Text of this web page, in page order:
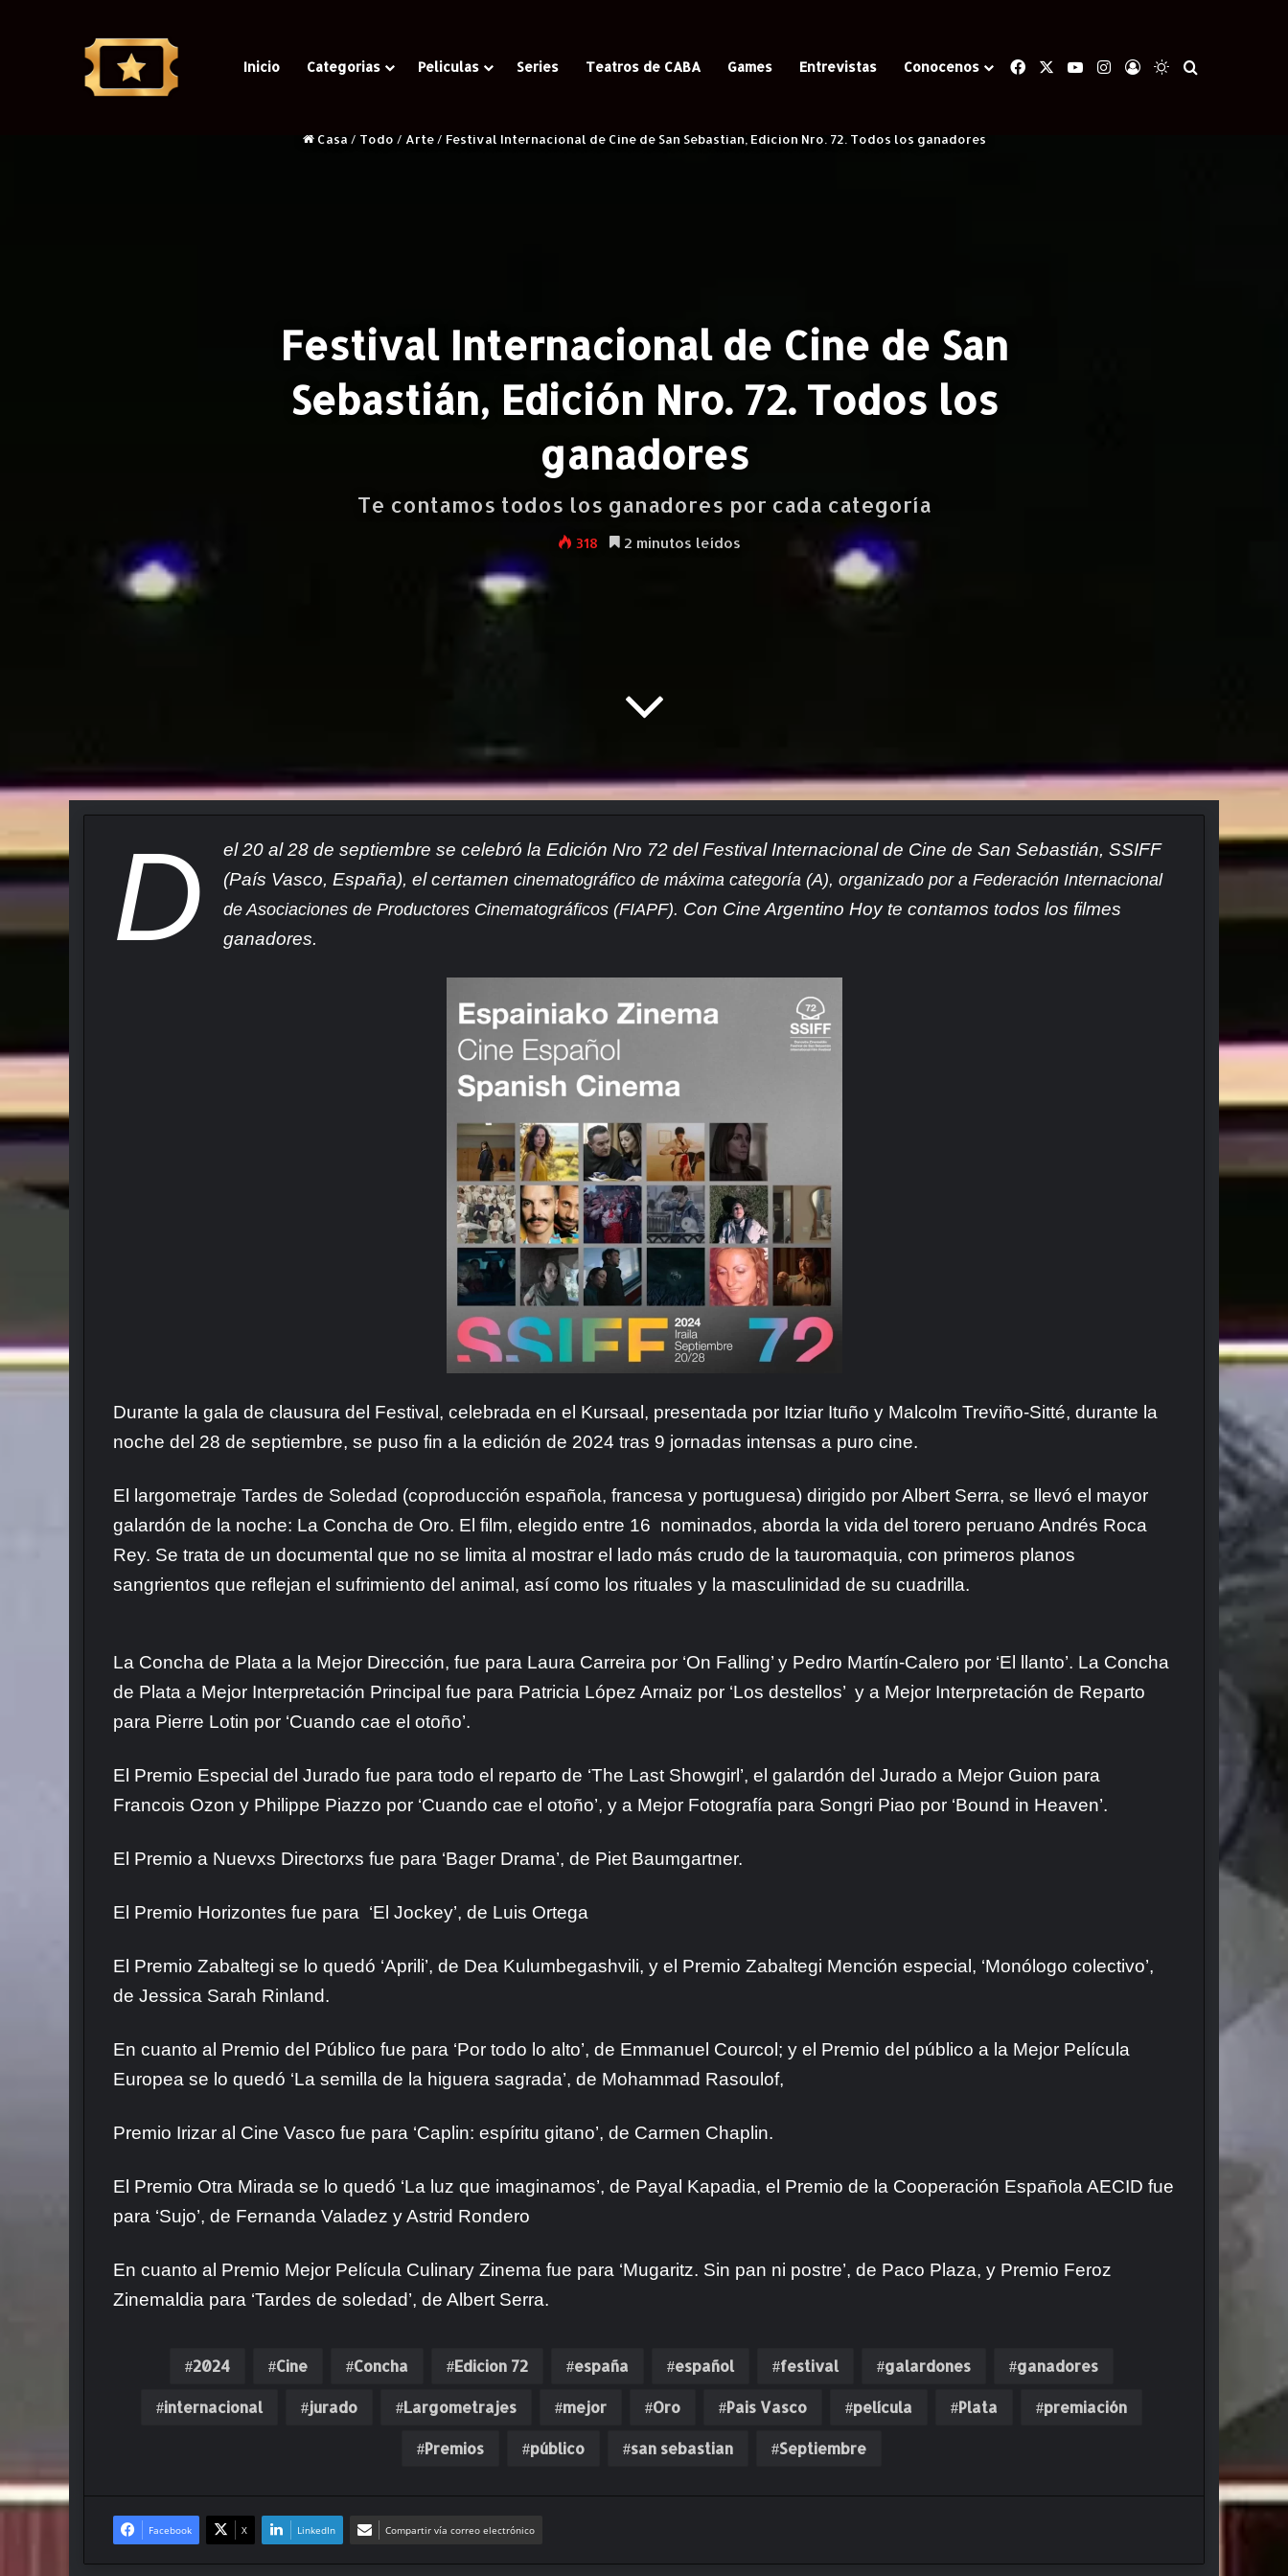
Inicio Categorias Peliculas Series Teatros de CABA Games Entrevistas Conocenos FacebookYouTubeInstagram
Iniciar Sesión
Switch skin
Casa / Todo / Arte / Festival Internacional de Cine de San Sebastián, Edición Nro. 72. Todos los ganadores
Festival Internacional de Cine de San
Sebastián, Edición Nro. 72. Todos los
ganadores
Te contamos todos los ganadores por cada categoría
318 2 minutos leídos
D
el 20 al 28 de septiembre se celebró la Edición Nro 72 del Festival Internacional de Cine de San Sebastián, SSIFF
(País Vasco, España), el certamen cinematográfico de máxima categoría (A), organizado por a Federación Internacional
de Asociaciones de Productores Cinematográficos (FIAPF). Con Cine Argentino Hoy te contamos todos los filmes
ganadores.
Durante la gala de clausura del Festival, celebrada en el Kursaal, presentada por Itziar Ituño y Malcolm Treviño-Sitté, durante la
noche del 28 de septiembre, se puso fin a la edición de 2024 tras 9 jornadas intensas a puro cine.
El largometraje Tardes de Soledad (coproducción española, francesa y portuguesa) dirigido por Albert Serra, se llevó el mayor
galardón de la noche: La Concha de Oro. El film, elegido entre 16 nominados, aborda la vida del torero peruano Andrés Roca
Rey. Se trata de un documental que no se limita al mostrar el lado más crudo de la tauromaquia, con primeros planos
sangrientos que reflejan el sufrimiento del animal, así como los rituales y la masculinidad de su cuadrilla.
La Concha de Plata a la Mejor Dirección, fue para Laura Carreira por ‘On Falling’ y Pedro Martín-Calero por ‘El llanto’. La Concha
de Plata a Mejor Interpretación Principal fue para Patricia López Arnaiz por ‘Los destellos’ y a Mejor Interpretación de Reparto
para Pierre Lotin por ‘Cuando cae el otoño’.
El Premio Especial del Jurado fue para todo el reparto de ‘The Last Showgirl’, el galardón del Jurado a Mejor Guion para
Francois Ozon y Philippe Piazzo por ‘Cuando cae el otoño’, y a Mejor Fotografía para Songri Piao por ‘Bound in Heaven’.
El Premio a Nuevxs Directorxs fue para ‘Bager Drama’, de Piet Baumgartner.
El Premio Horizontes fue para ‘El Jockey’, de Luis Ortega
El Premio Zabaltegi se lo quedó ‘Aprili’, de Dea Kulumbegashvili, y el Premio Zabaltegi Mención especial, ‘Monólogo colectivo’,
de Jessica Sarah Rinland.
En cuanto al Premio del Público fue para ‘Por todo lo alto’, de Emmanuel Courcol; y el Premio del público a la Mejor Película
Europea se lo quedó ‘La semilla de la higuera sagrada’, de Mohammad Rasoulof,
Premio Irizar al Cine Vasco fue para ‘Caplin: espíritu gitano’, de Carmen Chaplin.
El Premio Otra Mirada se lo quedó ‘La luz que imaginamos’, de Payal Kapadia, el Premio de la Cooperación Española AECID fue
para ‘Sujo’, de Fernanda Valadez y Astrid Rondero
En cuanto al Premio Mejor Película Culinary Zinema fue para ‘Mugaritz. Sin pan ni postre’, de Paco Plaza, y Premio Feroz
Zinemaldia para ‘Tardes de soledad’, de Albert Serra.
2024 Cine Concha Edicion 72 españa español festival galardones ganadores
internacional jurado Largometrajes mejor Oro Pais Vasco película Plata premiación
Premios público san sebastian Septiembre
Facebook X LinkedIn Compartir vía correo electrónico